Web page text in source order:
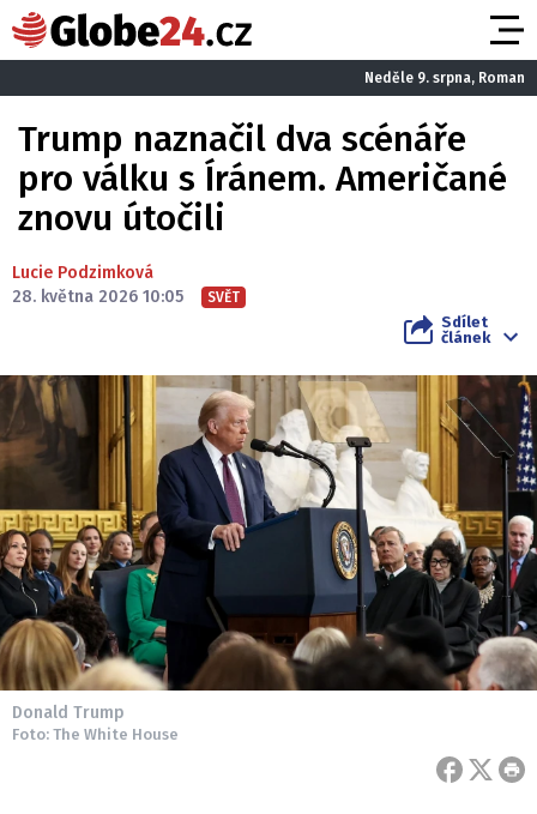
Neděle 9. srpna, Roman
Trump naznačil dva scénáře
pro válku s Íránem. Američané
znovu útočili
Lucie Podzimková
28. května 2026 10:05
SVĚT
Sdílet
článek
Donald Trump
Foto: The White House